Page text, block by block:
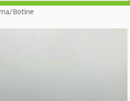
/Botine